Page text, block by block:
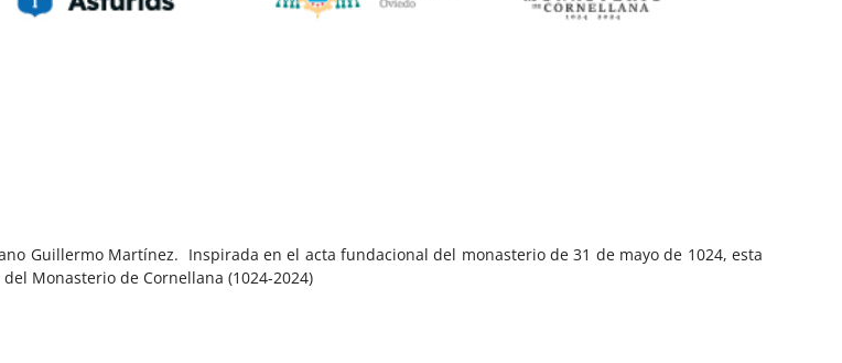
Guillermo Martínez. Inspirada en el acta fundacional del monasterio de 31 de mayo de 1024, esta
Monasterio de Cornellana (1024-2024)